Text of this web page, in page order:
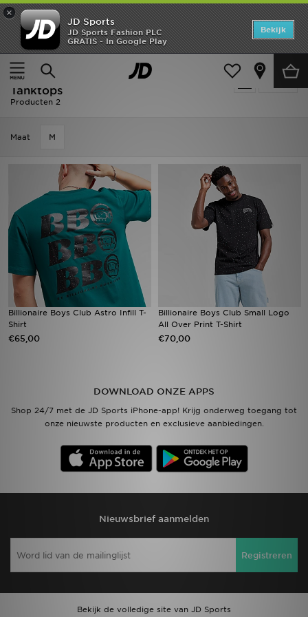
×
JD Sports
JD Sports Fashion PLC
GRATIS - In Google Play
Bekijk
Thuis
Heren Herenkleding T-shirts & Tanktops
Heren - Billionaire Boys Club T-shirts &
Tanktops
Producten 2
Maat M
Billionaire Boys Club Astro Infill T-
Shirt
€65,00
Billionaire Boys Club Small Logo
All Over Print T-Shirt
€70,00
DOWNLOAD ONZE APPS
Shop 24/7 met de JD Sports iPhone-app! Krijg onderweg toegang tot
onze nieuwste producten en exclusieve aanbiedingen.
Nieuwsbrief aanmelden
Registreren
Bekijk de volledige site van JD Sports
Home
Offers
New In
Collecties
Voetbal
Sports
Merken
Vind een winkel
Download de app